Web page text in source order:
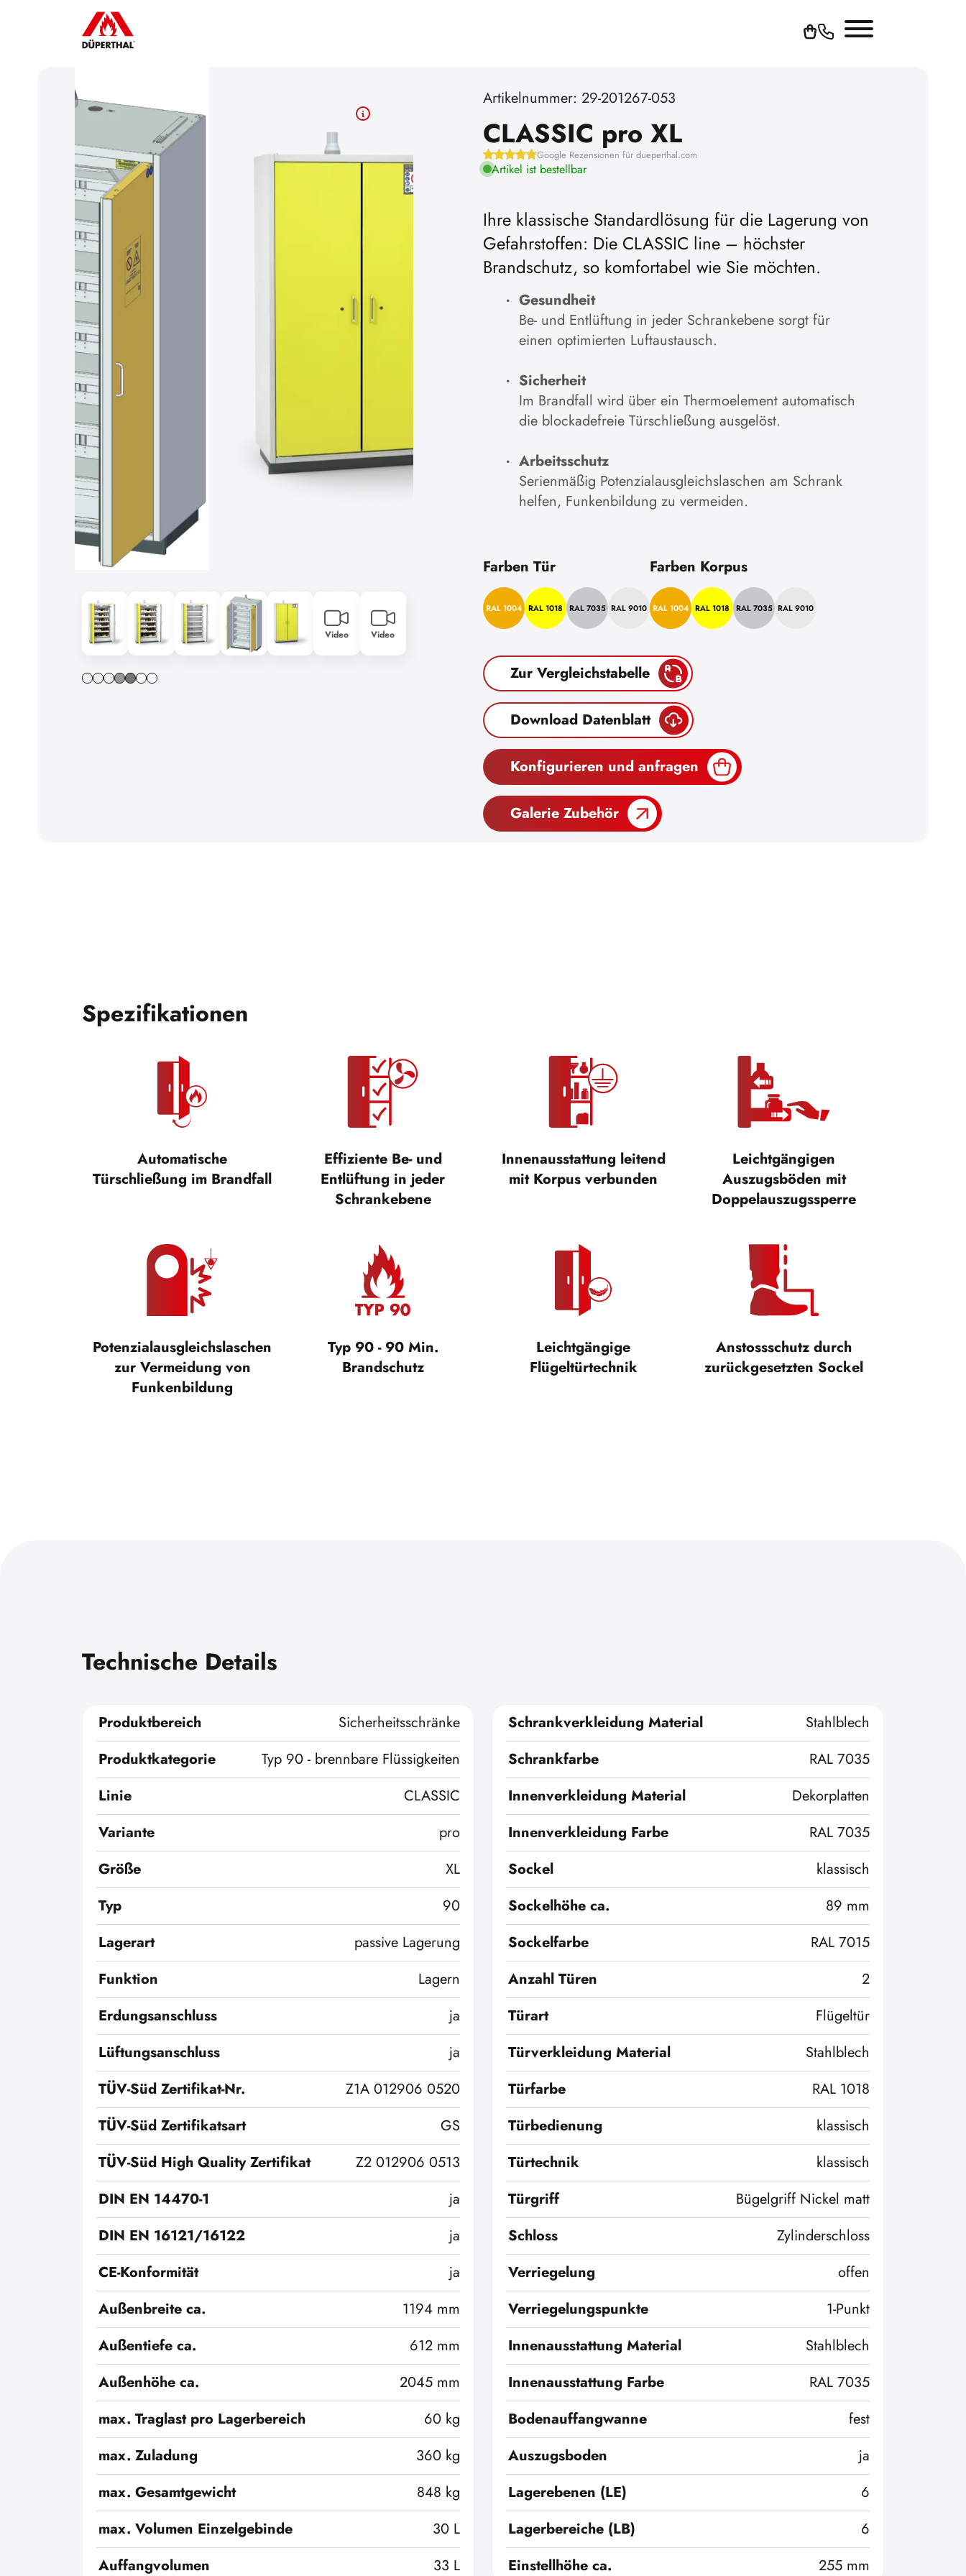
Um YouTube-Videos abspielen zu
können, müssen Sie vorher die Werbe-
Um YouTube-Videos abspielen zu
können, müssen Sie vorher die Werbe-
Cookies akzeptieren.
Cookies akzeptieren
Zur Datenschutzerklärung
Video Video
Artikelnummer: 29-201267-053
CLASSIC pro XL
Google Rezensionen für dueperthal.com
Artikel ist bestellbar
Ihre klassische Standardlösung für die Lagerung von
Gefahrstoffen: Die CLASSIC line – höchster
Brandschutz, so komfortabel wie Sie möchten.
Gesundheit
Be- und Entlüftung in jeder Schrankebene sorgt für
einen optimierten Luftaustausch.
Sicherheit
Im Brandfall wird über ein Thermoelement automatisch
die blockadefreie Türschließung ausgelöst.
Arbeitsschutz
Serienmäßig Potenzialausgleichslaschen am Schrank
helfen, Funkenbildung zu vermeiden.
Farben Tür
RAL 1004 RAL 1018 RAL 7035 RAL 9010
Farben Korpus
RAL 1004 RAL 1018 RAL 7035 RAL 9010
Zur Vergleichstabelle
Download Datenblatt
Konfigurieren und anfragen
Galerie Zubehör
Spezifikationen
Automatische
Türschließung im Brandfall
Effiziente Be- und
Entlüftung in jeder
Schrankebene
Innenausstattung leitend
mit Korpus verbunden
Leichtgängigen
Auszugsböden mit
Doppelauszugssperre
Potenzialausgleichslaschen
zur Vermeidung von
Funkenbildung
Typ 90 - 90 Min.
Brandschutz
Leichtgängige
Flügeltürtechnik
Anstossschutz durch
zurückgesetzten Sockel
Technische Details
Produktbereich
Sicherheitsschränke
Produktkategorie
Typ 90 - brennbare Flüssigkeiten
Linie
CLASSIC
Variante
pro
Größe
XL
Typ
90
Lagerart
passive Lagerung
Funktion
Lagern
Erdungsanschluss
ja
Lüftungsanschluss
ja
TÜV-Süd Zertifikat-Nr.
Z1A 012906 0520
TÜV-Süd Zertifikatsart
GS
TÜV-Süd High Quality Zertifikat
Z2 012906 0513
DIN EN 14470-1
ja
DIN EN 16121/16122
ja
CE-Konformität
ja
Außenbreite ca.
1194 mm
Außentiefe ca.
612 mm
Außenhöhe ca.
2045 mm
max. Traglast pro Lagerbereich
60 kg
max. Zuladung
360 kg
max. Gesamtgewicht
848 kg
max. Volumen Einzelgebinde
30 L
Auffangvolumen
33 L
Schrankverkleidung Material
Stahlblech
Schrankfarbe
RAL 7035
Innenverkleidung Material
Dekorplatten
Innenverkleidung Farbe
RAL 7035
Sockel
klassisch
Sockelhöhe ca.
89 mm
Sockelfarbe
RAL 7015
Anzahl Türen
2
Türart
Flügeltür
Türverkleidung Material
Stahlblech
Türfarbe
RAL 1018
Türbedienung
klassisch
Türtechnik
klassisch
Türgriff
Bügelgriff Nickel matt
Schloss
Zylinderschloss
Verriegelung
offen
Verriegelungspunkte
1-Punkt
Innenausstattung Material
Stahlblech
Innenausstattung Farbe
RAL 7035
Bodenauffangwanne
fest
Auszugsboden
ja
Lagerebenen (LE)
6
Lagerbereiche (LB)
6
Einstellhöhe ca.
255 mm